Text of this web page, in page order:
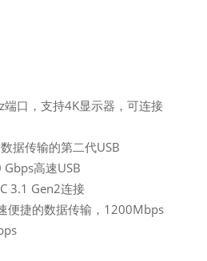
口，支持4K显示器，可连接
据传输的第二代USB
高速USB
3.1 Gen2连接
便捷的数据传输，1200Mbps